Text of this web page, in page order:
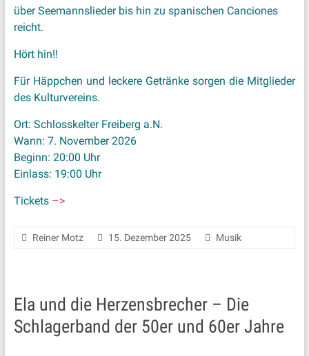
über Seemannslieder bis hin zu spanischen Canciones
reicht.
Hört hin!!
Für Häppchen und leckere Getränke sorgen die Mitglieder
des Kulturvereins.
Ort: Schlosskelter Freiberg a.N.
Wann: 7. November 2026
Beginn: 20:00 Uhr
Einlass: 19:00 Uhr
Tickets –>
Reiner Motz 15. Dezember 2025 Musik
Ela und die Herzensbrecher – Die
Schlagerband der 50er und 60er Jahre